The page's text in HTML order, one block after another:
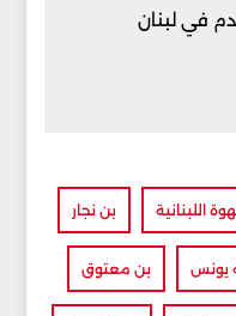
في لبنان
اللبنانية بن نجار
يونس بن معتوق